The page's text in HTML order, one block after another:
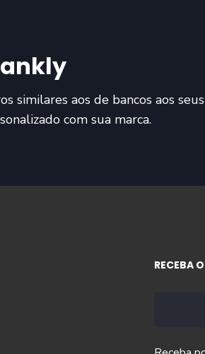
similares aos de bancos aos
com sua marca.
RECEBA